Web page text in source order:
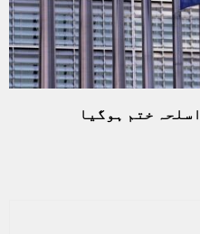
ختم ہوگیا